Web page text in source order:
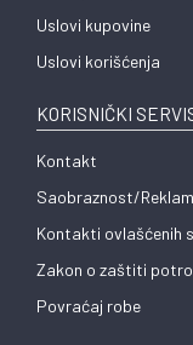
Uslovi kupovine
Uslovi korišćenja
KORISNIČKI
Kontakt
Saobraznost/
Kontakti ovlašćenih
Zakon o zaštiti
Povraćaj robe